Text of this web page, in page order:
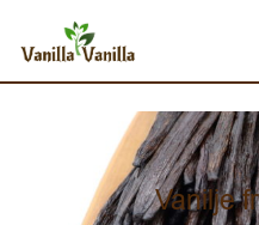
Vanilje